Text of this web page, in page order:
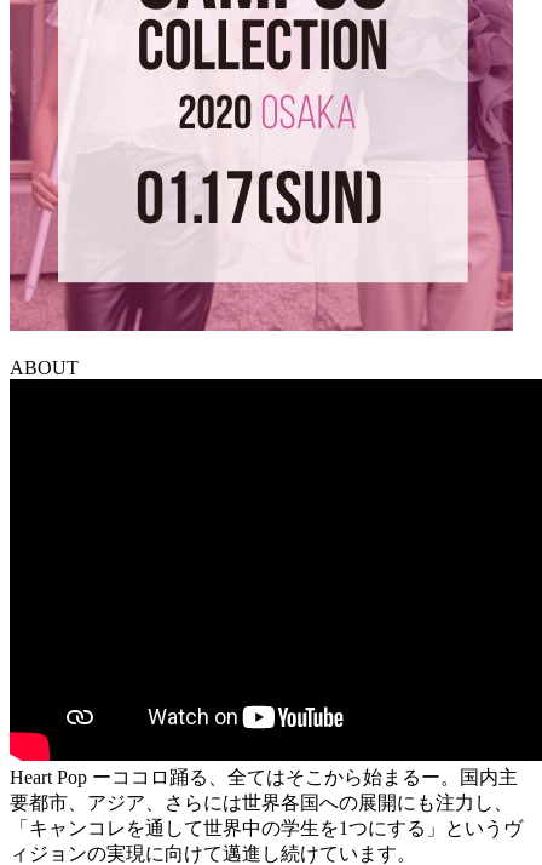
ABOUT
Heart Pop ーココロ踊る、全てはそこから始まるー。国内主
要都市、アジア、さらには世界各国への展開にも注力し、
「キャンコレを通して世界中の学生を1つにする」というヴ
ィジョンの実現に向けて邁進し続けています。